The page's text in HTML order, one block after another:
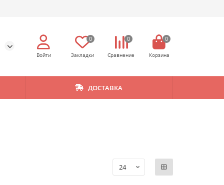
0 0 0
ДОСТАВКА